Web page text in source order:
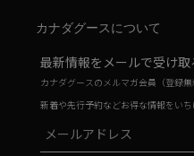
カナダグースについて
最新情報をメールで受け取
カナダグースのメルマガ会員（登録無
新着や先行予約などお得な情報をいち